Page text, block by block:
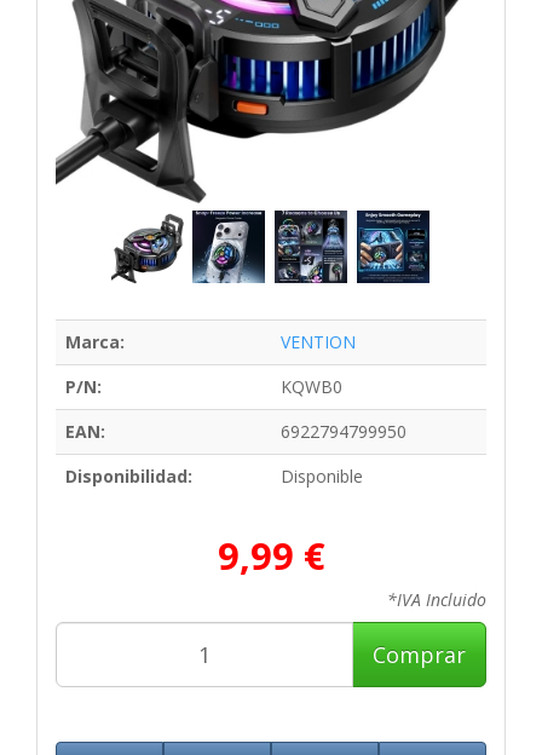
Marca:
VENTION
P/N:
KQWB0
EAN:
6922794799950
Disponibilidad:
Disponible
9,99 €
*IVA Incluido
Comprar